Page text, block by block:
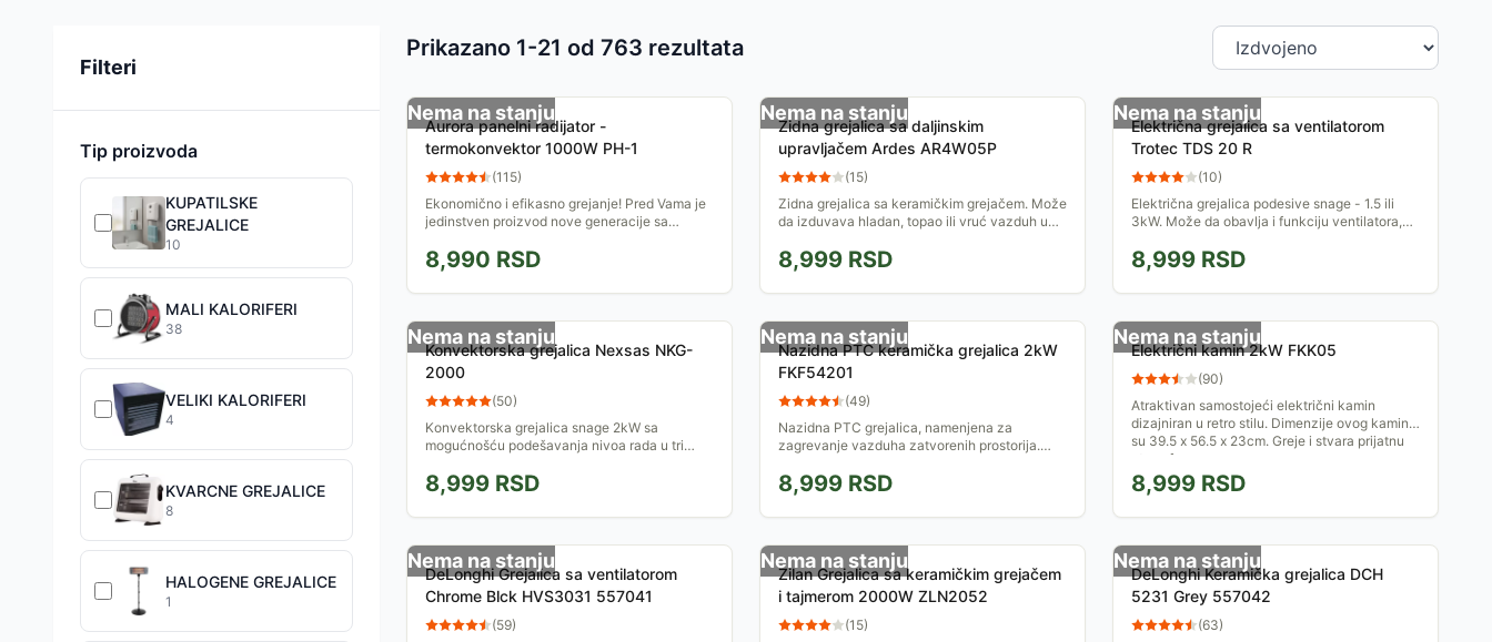
Filteri
Tip proizvoda
KUPATILSKE
GREJALICE
10
MALI KALORIFERI
38
VELIKI KALORIFERI
4
KVARCNE GREJALICE
8
HALOGENE GREJALICE
1
Prikazano 1-21 od 763 rezultata
Sortiranje proizvoda
Nema na stanju
Aurora panelni radijator -
termokonvektor 1000W PH-1
(115)
Ekonomično i efikasno grejanje! Pred Vama je
jedinstven proizvod nove generacije sa
ekonomičniji od...
8,990 RSD
Nema na stanju
Zidna grejalica sa daljinskim
upravljačem Ardes AR4W05P
(15)
Zidna grejalica sa keramičkim grejačem. Može
da izduvava hladan, topao ili vruć vazduh u
Grejalica ima...
8,999 RSD
Nema na stanju
Električna grejalica sa ventilatorom
Trotec TDS 20 R
(10)
Električna grejalica podesive snage - 1.5 ili
3kW. Može da obavlja i funkciju ventilatora,
8,999 RSD
Nema na stanju
Konvektorska grejalica Nexsas NKG-
2000
(50)
Konvektorska grejalica snage 2kW sa
mogućnošću podešavanja nivoa rada u tri
8,999 RSD
Nema na stanju
Nazidna PTC keramička grejalica 2kW
FKF54201
(49)
Nazidna PTC grejalica, namenjena za
zagrevanje vazduha zatvorenih prostorija.
rada grejalice uz pomoć tajmera.
8,999 RSD
Nema na stanju
Električni kamin 2kW FKK05
(90)
Atraktivan samostojeći električni kamin
dizajniran u retro stilu. Dimenzije ovog kamina
su 39.5 x 56.5 x 23cm. Greje i stvara prijatnu
atmosferu.
8,999 RSD
Nema na stanju
DeLonghi Grejalica sa ventilatorom
Chrome Blck HVS3031 557041
(59)
Nema na stanju
Zilan Grejalica sa keramičkim grejačem
i tajmerom 2000W ZLN2052
(15)
Nema na stanju
DeLonghi Keramička grejalica DCH
5231 Grey 557042
(63)